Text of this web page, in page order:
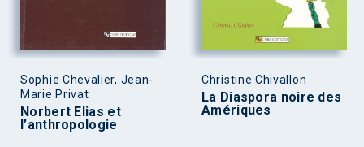
Sophie Chevalier, Jean-
Marie Privat
Norbert Elias et
l’anthropologie
Christine Chivallon
La Diaspora noire des
Amériques